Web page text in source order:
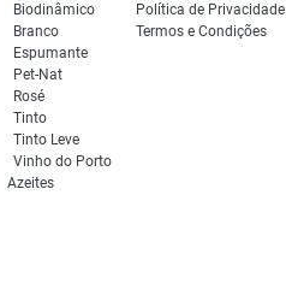
Biodinâmico
Branco
Espumante
Pet-Nat
Rosé
Tinto
Tinto Leve
Vinho do Porto
Azeites
Política de Privacidade
Termos e Condições